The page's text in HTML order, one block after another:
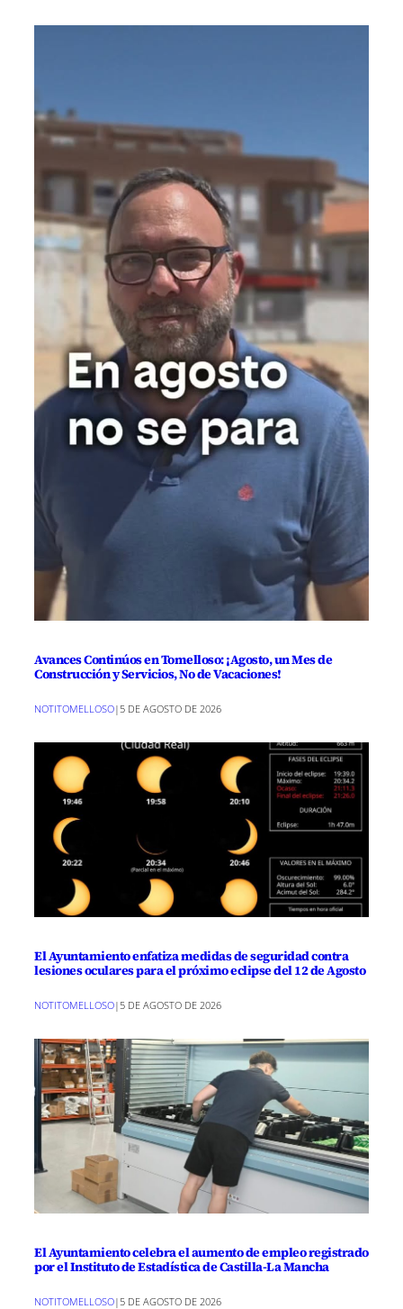
Avances Continúos en Tomelloso: ¡Agosto, un Mes de
Construcción y Servicios, No de Vacaciones!
NOTITOMELLOSO|5 DE AGOSTO DE 2026
El Ayuntamiento enfatiza medidas de seguridad contra
lesiones oculares para el próximo eclipse del 12 de Agosto
NOTITOMELLOSO|5 DE AGOSTO DE 2026
El Ayuntamiento celebra el aumento de empleo registrado
por el Instituto de Estadística de Castilla-La Mancha
NOTITOMELLOSO| 5 DE AGOSTO DE 2026